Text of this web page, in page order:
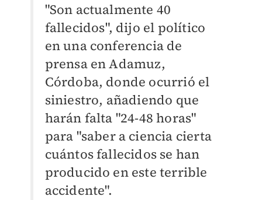
"Son actualmente 40
fallecidos", dijo el político
en una conferencia de
prensa en Adamuz,
Córdoba, donde ocurrió el
siniestro, añadiendo que
harán falta "24-48 horas"
para "saber a ciencia cierta
cuántos fallecidos se han
producido en este terrible
accidente".